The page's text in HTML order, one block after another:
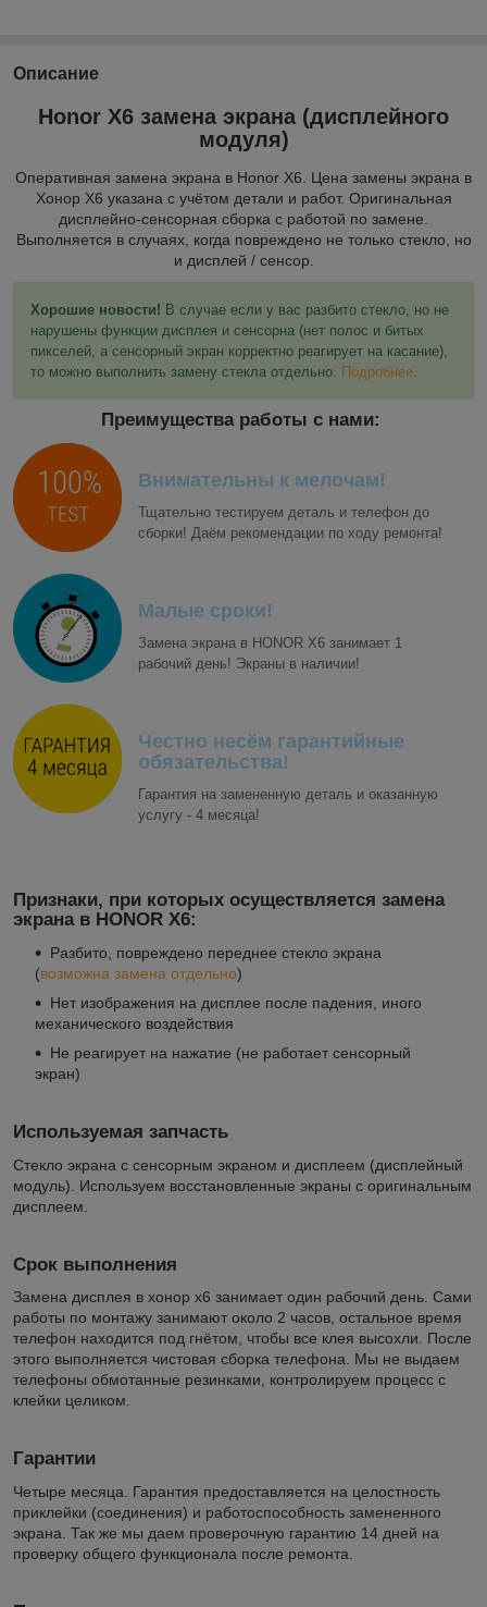
Описание
Honor X6 замена экрана (дисплейного
модуля)
Оперативная замена экрана в Honor X6. Цена замены экрана в
Хонор Х6 указана с учётом детали и работ. Оригинальная
дисплейно-сенсорная сборка с работой по замене.
Выполняется в случаях, когда повреждено не только стекло, но
и дисплей / сенсор.
Хорошие новости! В случае если у вас разбито стекло, но не
нарушены функции дисплея и сенсорна (нет полос и битых
пикселей, а сенсорный экран корректно реагирует на касание),
то можно выполнить замену стекла отдельно. Подробнее.
Преимущества работы с нами:
Внимательны к мелочам!
Тщательно тестируем деталь и телефон до
сборки! Даём рекомендации по ходу ремонта!
Малые сроки!
Замена экрана в HONOR X6 занимает 1
рабочий день! Экраны в наличии!
Честно несём гарантийные
обязательства!
Гарантия на замененную деталь и оказанную
услугу - 4 месяца!
Признаки, при которых осуществляется замена
экрана в HONOR X6:
Разбито, повреждено переднее стекло экрана
(возможна замена отдельно)
Нет изображения на дисплее после падения, иного
механического воздействия
Не реагирует на нажатие (не работает сенсорный
экран)
Используемая запчасть
Стекло экрана с сенсорным экраном и дисплеем (дисплейный
модуль). Используем восстановленные экраны с оригинальным
дисплеем.
Срок выполнения
Замена дисплея в хонор х6 занимает один рабочий день. Сами
работы по монтажу занимают около 2 часов, остальное время
телефон находится под гнётом, чтобы все клея высохли. После
этого выполняется чистовая сборка телефона. Мы не выдаем
телефоны обмотанные резинками, контролируем процесс с
клейки целиком.
Гарантии
Четыре месяца. Гарантия предоставляется на целостность
приклейки (соединения) и работоспособность замененного
экрана. Так же мы даем проверочную гарантию 14 дней на
проверку общего функционала после ремонта.